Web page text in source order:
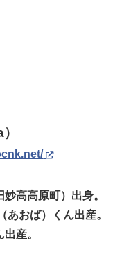
高高原町）出身。
おば）くん出産。
産。